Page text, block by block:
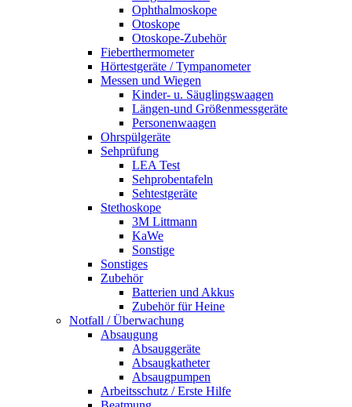
Ophthalmoskope
Otoskope
Otoskope-Zubehör
Fieberthermometer
Hörtestgeräte / Tympanometer
Messen und Wiegen
Kinder- u. Säuglingswaagen
Längen-und Größenmessgeräte
Personenwaagen
Ohrspülgeräte
Sehprüfung
LEA Test
Sehprobentafeln
Sehtestgeräte
Stethoskope
3M Littmann
KaWe
Sonstige
Sonstiges
Zubehör
Batterien und Akkus
Zubehör für Heine
Notfall / Überwachung
Absaugung
Absauggeräte
Absaugkatheter
Absaugpumpen
Arbeitsschutz / Erste Hilfe